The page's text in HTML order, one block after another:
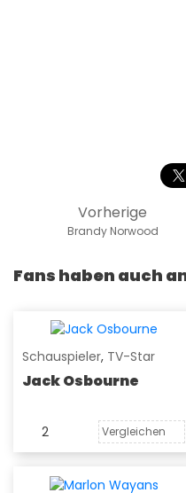
Vorherige
Brandy Norwood
Fans haben auch
Schauspieler, TV-Star
Jack Osbourne
2 Vergleichen